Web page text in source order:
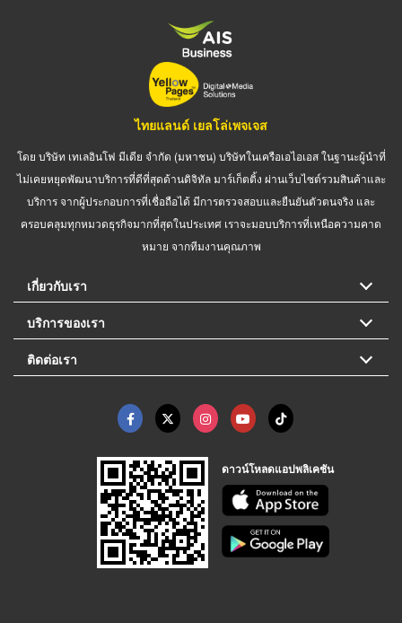
ไทยแลนด์ เยลโล่เพจเจส
โดย บริษัท เทเลอินโฟ มีเดีย จำกัด (มหาชน) บริษัทในเครือเอไอเอส ในฐานะผู้นำที่
ไม่เคยหยุดพัฒนาบริการที่ดีที่สุดด้านดิจิทัล มาร์เก็ตติ้ง ผ่านเว็บไซต์รวมสินค้าและ
บริการ จากผู้ประกอบการที่เชื่อถือได้ มีการตรวจสอบและยืนยันตัวตนจริง และ
ครอบคลุมทุกหมวดธุรกิจมากที่สุดในประเทศ เราจะมอบบริการที่เหนือความคาด
หมาย จากทีมงานคุณภาพ
เกี่ยวกับเรา
บริการของเรา
ติดต่อเรา
ดาวน์โหลดแอปพลิเคชัน